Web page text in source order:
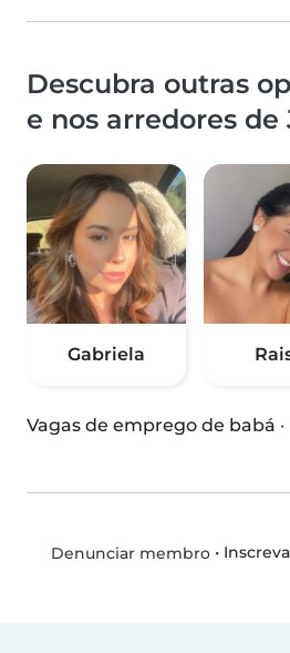
Descubra outras
e nos arredores de
Gabriela
Vagas de emprego de babá ·
Denunciar membro•